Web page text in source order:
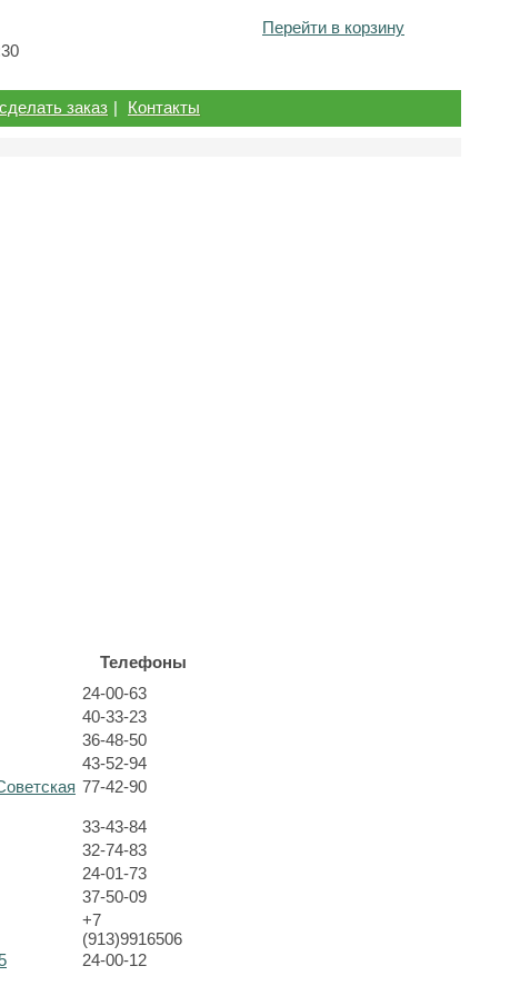
Перейти в корзину
заказ | Контакты
Телефоны
24-00-63
40-33-23
36-48-50
43-52-94
77-42-90
33-43-84
32-74-83
24-01-73
37-50-09
+7
(913)9916506
24-00-12